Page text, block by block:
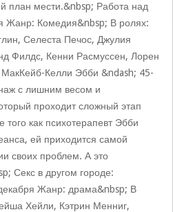
план мести.&nbsp; Работа над
Жанр: Комедия&nbsp; В ролях:
Селеста Печос, Джулия
Филдс, Кенни Расмуссен, Лорен
Келли Эбби &ndash; 45-
с лишним весом и
проходит сложный этап
как психотерапевт Эбби
ей приходится самой
своих проблем. А это
Секс в другом городе:
Жанр: драма&nbsp; В
Хейли, Кэтрин Менниг,